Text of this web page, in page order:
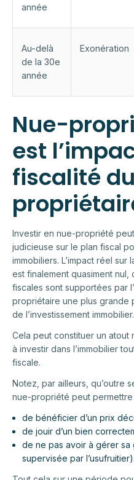
année
Au-delà
de la 30e
année
Exonération
Nue-
est
fiscalité
Investir en nue-propriété
judicieuse sur le plan fiscal
immobiliers. L’impact réel sur
est finalement quasiment
fiscales sont supportées par
propriétaire une plus grande
de l’investissement immobilier.
Cela peut constituer un
à investir dans l’immobilier
fiscale.
Notez, par ailleurs, qu’outre
nue-propriété peut permettre
de bénéficier d’un prix
de jouir d’un bien
de ne pas avoir à gérer
supervisée par l’usufruitier).